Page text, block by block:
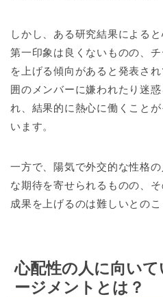
しかし、ある研究結果による
第一印象は良くないものの、
を上げる傾向があると発表さ
囲のメンバーに嫌われたり迷
れ、結果的に熱心に働くこと
います。
一方で、陽気で外交的な性格
な期待を寄せられるものの、
成果を上げるのは難しいとのこ
心配性の人に向い
ージメントとは？